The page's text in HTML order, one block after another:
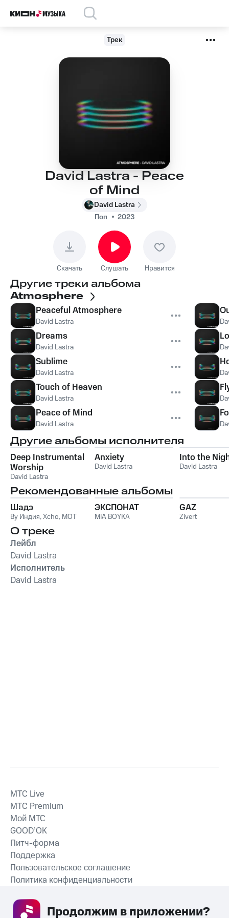
Трек
David Lastra - Peace
of Mind
David Lastra
Поп
2023
Скачать Слушать Нравится
Другие треки альбома
Atmosphere
Peaceful Atmosphere
David Lastra
Dreams
David Lastra
Sublime
David Lastra
Touch of Heaven
David Lastra
Peace of Mind
David Lastra
Другие альбомы исполнителя
Deep Instrumental
Worship
David Lastra
Anxiety
David Lastra
Into the
David Lastra
Рекомендованные альбомы
Шадэ
By Индия,Xcho, MOT
ЭКСПОНАТ
MIA BOYKA
GAZ
Zivert
О треке
Лейбл
David Lastra
Исполнитель
David Lastra
СКАЧАТЬ ПРИЛОЖЕНИЕ
MTС Live
MTС Premium
Мой МТС
GOOD’OK
Питч-форма
Поддержка
Пользовательское соглашение
Политика конфиденциальности